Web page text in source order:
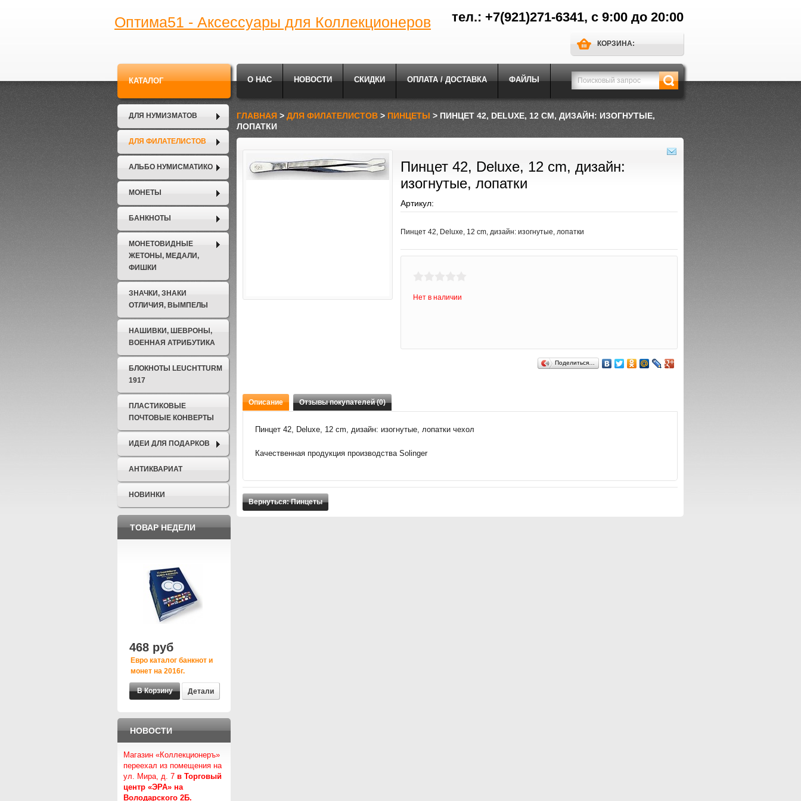
тел.: +7(921)271-6341, с 9:00 до 20:00
Оптима51 - Аксессуары для Коллекционеров
КОРЗИНА:
О НАС НОВОСТИ СКИДКИ ОПЛАТА / ДОСТАВКА ФАЙЛЫ
КАТАЛОГ
ДЛЯ НУМИЗМАТОВ
ДЛЯ ФИЛАТЕЛИСТОВ
АЛЬБО НУМИСМАТИКО
МОНЕТЫ
БАНКНОТЫ
МОНЕТОВИДНЫЕ
ЖЕТОНЫ, МЕДАЛИ,
ФИШКИ
ЗНАЧКИ, ЗНАКИ
ОТЛИЧИЯ, ВЫМПЕЛЫ
НАШИВКИ, ШЕВРОНЫ,
ВОЕННАЯ АТРИБУТИКА
БЛОКНОТЫ LEUCHTTURM
1917
ПЛАСТИКОВЫЕ
ПОЧТОВЫЕ КОНВЕРТЫ
ИДЕИ ДЛЯ ПОДАРКОВ
АНТИКВАРИАТ
НОВИНКИ
ТОВАР НЕДЕЛИ
468 руб
Евро каталог банкнот и
монет на 2016г.
Детали
НОВОСТИ
Магазин «Коллекционеръ»
переехал из помещения на
ул. Мира, д. 7 в Торговый
центр «ЭРА» на
Володарского 2Б.
ГЛАВНАЯ > ДЛЯ ФИЛАТЕЛИСТОВ > ПИНЦЕТЫ > ПИНЦЕТ 42, DELUXE, 12 CM, ДИЗАЙН: ИЗОГНУТЫЕ,
ЛОПАТКИ
Пинцет 42, Deluxe, 12 cm, дизайн:
изогнутые, лопатки
Артикул:
Пинцет 42, Deluxe, 12 cm, дизайн: изогнутые, лопатки
Нет в наличии
Поделиться…
Описание Отзывы покупателей (0)
Пинцет 42, Deluxe, 12 cm, дизайн: изогнутые, лопатки чехол
Качественная продукция производства Solinger
Вернуться: Пинцеты